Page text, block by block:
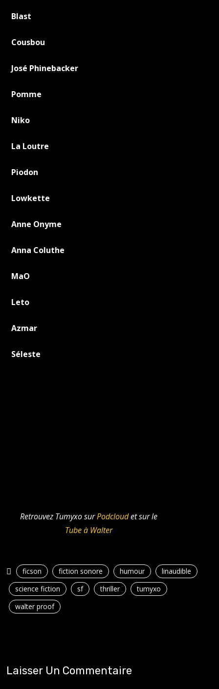
Blast
Cousbou
José Phinebacker
Pomme
Niko
La Loutre
Piodon
Lowkette
Anne Onyme
Anna Coluthe
MaO
Leto
Azmar
Séleste
Retrouvez Tumyxo surPodcloudet sur le
Tube à Walter
ficson fiction sonore humour
linaudible
science fiction
sf thriller
tumyxo
walter proof
Laisser Un Commentaire